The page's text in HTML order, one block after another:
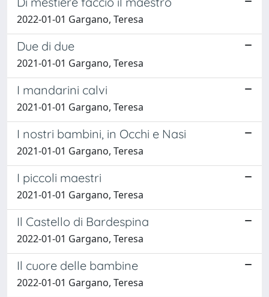
2022-01-01 Gargano, Teresa
Due di due
2021-01-01 Gargano, Teresa
I mandarini calvi
2021-01-01 Gargano, Teresa
I nostri bambini, in Occhi e Nasi
2021-01-01 Gargano, Teresa
I piccoli maestri
2021-01-01 Gargano, Teresa
Il Castello di Bardespina
2022-01-01 Gargano, Teresa
Il cuore delle bambine
2022-01-01 Gargano, Teresa